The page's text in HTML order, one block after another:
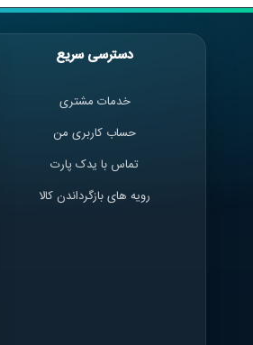
دسترسی سریع
خدمات مشتری
حساب کاربری من
تماس با یدک پارت
رویه های بازگرداندن کالا